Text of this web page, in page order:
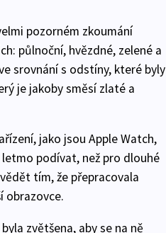
pozorném zkoumání
půlnoční, hvězdné, zelené a
srovnání s odstíny, které byly
je jakoby směsí zlaté a
jako jsou Apple Watch,
podívat, než pro dlouhé
tím, že přepracovala
obrazovce.
zvětšena, aby se na ně